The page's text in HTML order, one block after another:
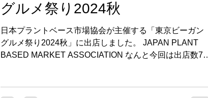
グルメ祭り2024秋
日本プラントベース市場協会が主催する「東京ビーガン
グルメ祭り2024秋」に出店しました。 JAPAN PLANT
BASED MARKET ASSOCIATION なんと今回は出店数70